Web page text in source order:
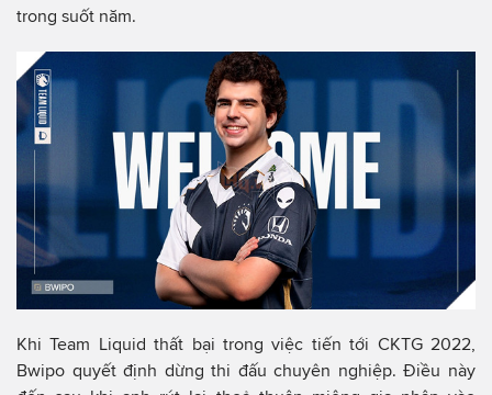
trong suốt năm.
Khi Team Liquid thất bại trong việc tiến tới CKTG 2022,
Bwipo quyết định dừng thi đấu chuyên nghiệp. Điều này